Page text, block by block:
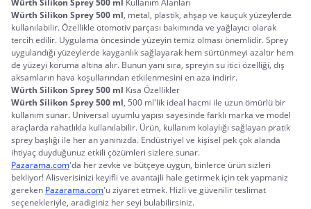
Würth Silikon Sprey 500 ml Kullanım Alanları
Würth Silikon Sprey 500 ml, metal, plastik, ahşap ve kauçuk yüzeylerde
kullanılabilir. Özellikle otomotiv parçası bakımında ve yağlayıcı olarak
tercih edilir. Uygulama öncesinde yüzeyin temiz olması önemlidir. Sprey
uygulandığı yüzeylerde kayganlık sağlayarak hem sürtünmeyi azaltır hem
de yüzeyi koruma altına alır. Bunun yanı sıra, spreyin su itici özelliği, dış
aksamların hava koşullarından etkilenmesini en aza indirir.
Würth Silikon Sprey 500 ml Kısa Özellikler
Würth Silikon Sprey 500 ml, 500 ml'lik ideal hacmi ile uzun ömürlü bir
kullanım sunar. Universal uyumlu yapısı sayesinde farklı marka ve model
araçlarda rahatlıkla kullanılabilir. Ürün, kullanım kolaylığı sağlayan pratik
sprey başlığı ile her an yanınızda. Endüstriyel ve kişisel pek çok alanda
ihtiyaç duyduğunuz etkili çözümleri sizlere sunar.
Pazarama.com'da her zevke ve bütçeye uygun, binlerce ürün sizleri
bekliyor! Alisverisinizi keyifli ve avantajli hale getirmek için tek yapmaniz
gereken Pazarama.com'u ziyaret etmek. Hizli ve güvenilir teslimat
seçenekleriyle, aradiginiz her seyi bulabilirsiniz.